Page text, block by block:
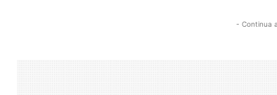
- Continua